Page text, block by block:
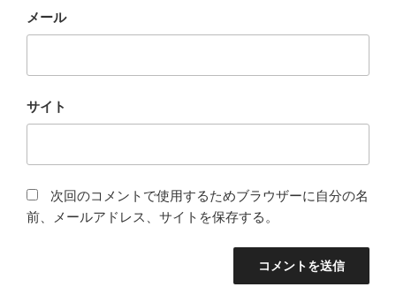
メール
サイト
次回のコメントで使用するためブラウザーに自分の名
前、メールアドレス、サイトを保存する。